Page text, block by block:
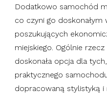
Dodatkowo samochód
co czyni go
poszukujących
miejskiego. Ogólnie
doskonała opcja dla
praktycznego
dopracowaną stylistyką i